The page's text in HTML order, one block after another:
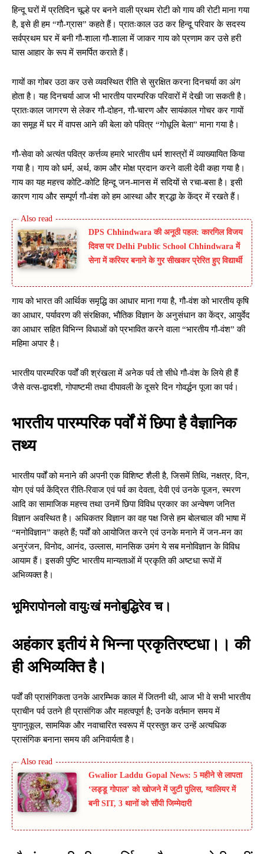
हिन्दू घरों में प्रतिदिन चूल्हे पर बनने वाली प्रथम रोटी को गाय की रोटी माना गया
है, इसे ही हम “गौ-ग्रास” कहते हैं। प्रातःकाल उठ कर हिन्दू परिवार के सदस्य
सर्वप्रथम घर में बनी गौ-शाला गौ-शाला में जाकर गाय को प्रणाम कर उसे हरी
घास आहार के रूप में समर्पित कराते हैं।
गायों का गोबर उठा कर उसे व्यवस्थित रीति से सुरक्षित करना दिनचर्या का अंग
होता है। यह दिनचर्या आज भी भारतीय पारम्परिक परिवारों में देखी जा सकती है।
प्रातःकाल जागरण से लेकर गौ-दोहन, गौ-चारण और सायंकाल गोचर कर गायों
का समूह में घर में वापस आने की बेला को पवित्र “गोधूलि बेला” माना गया है।
गौ-सेवा को अत्यंत पवित्र कर्त्तव्य हमारे भारतीय धर्म शास्त्रों में व्याख्यायित किया
गया है। गाय को धर्म, अर्थ, काम और मोक्ष प्रदान करने वाली देवी कहा गया है।
गाय का यह महत्त्व कोटि-कोटि हिन्दू जन-मानस में सदियों से रचा-बसा है। इसी
कारण गाय और सम्पूर्ण गौ-वंश को हम आस्था और श्रद्धा के केंद्र में रखते हैं।
DPS Chhindwara की अनूठी पहल: कारगिल विजय
दिवस पर Delhi Public School Chhindwara में
सेना में करियर बनाने के गुर सीखकर प्रेरित हुए विद्यार्थी
गाय को भारत की आर्थिक समृद्धि का आधार माना गया है, गौ-वंश को भारतीय कृषि
का आधार, पर्यावरण की संरक्षिका, भौतिक विज्ञान के अनुसंधान का केंद्र, आयुर्वेद
का आधार सहित विभिन्न विधाओं को प्रभावित करने वाला “भारतीय गौ-वंश” की
महिमा अपार है।
भारतीय पारम्परिक पर्वों की श्रंखला में अनेक पर्व तो सीधे गौ-वंश के लिये ही हैं
जैसे वत्स-द्वादशी, गोपाष्टमी तथा दीपावली के दूसरे दिन गोवर्द्धन पूजा का पर्व।
भारतीय पारम्परिक पर्वों में छिपा है वैज्ञानिक
तथ्य
भारतीय पर्वों को मनाने की अपनी एक विशिष्ट शैली है, जिसमें तिथि, नक्षत्र, दिन,
योग एवं पर्व केंद्रित रीति-रिवाज एवं पर्व का देवता, देवी एवं उनके पूजन, स्मरण
आदि का सामाजिक महत्त्व तथा उनमें छिपा विविध प्रकार का अन्वेषण जनित
विज्ञान अवस्थित है। अधिकतर विज्ञान का वह पक्ष जिसे हम बोलचाल की भाषा में
“मनोविज्ञान” कहते हैं; पर्वों को आयोजित करने एवं उनके मनाने में जन-मन का
अनुरंजन, विनोद, आनंद, उल्लास, मानसिक उमंग ये सब मनोविज्ञान के विविध
आयाम हैं। इसकी पुष्टि भारतीय मान्यताओं में प्रकृति की अष्टधा रूपों में
अभिव्यक्त है।
भूमिरापोनलो वायुःखं मनोबुद्धिरेव च।
अहंकार इतीयं मे भिन्ना प्रकृतिरष्टधा।। की
ही अभिव्यक्ति है।
पर्वों की प्रासंगिकता उनके आरम्भिक काल में जितनी थी, आज भी वे सभी भारतीय
प्राचीन पर्व उतने ही प्रासंगिक और महत्वपूर्ण है; उनके वर्तमान समय में
युगानुकूल, सामयिक और नवाचारित स्वरूप में प्रस्तुत कर उन्हें अत्यधिक
प्रासंगिक बनाना समय की अनिवार्यता है।
Gwalior Laddu Gopal News: 5 महीने से लापता
‘लड्डू गोपाल’ को खोजने में जुटी पुलिस, ग्वालियर में
बनी SIT, 3 थानों को सौंपी जिम्मेदारी